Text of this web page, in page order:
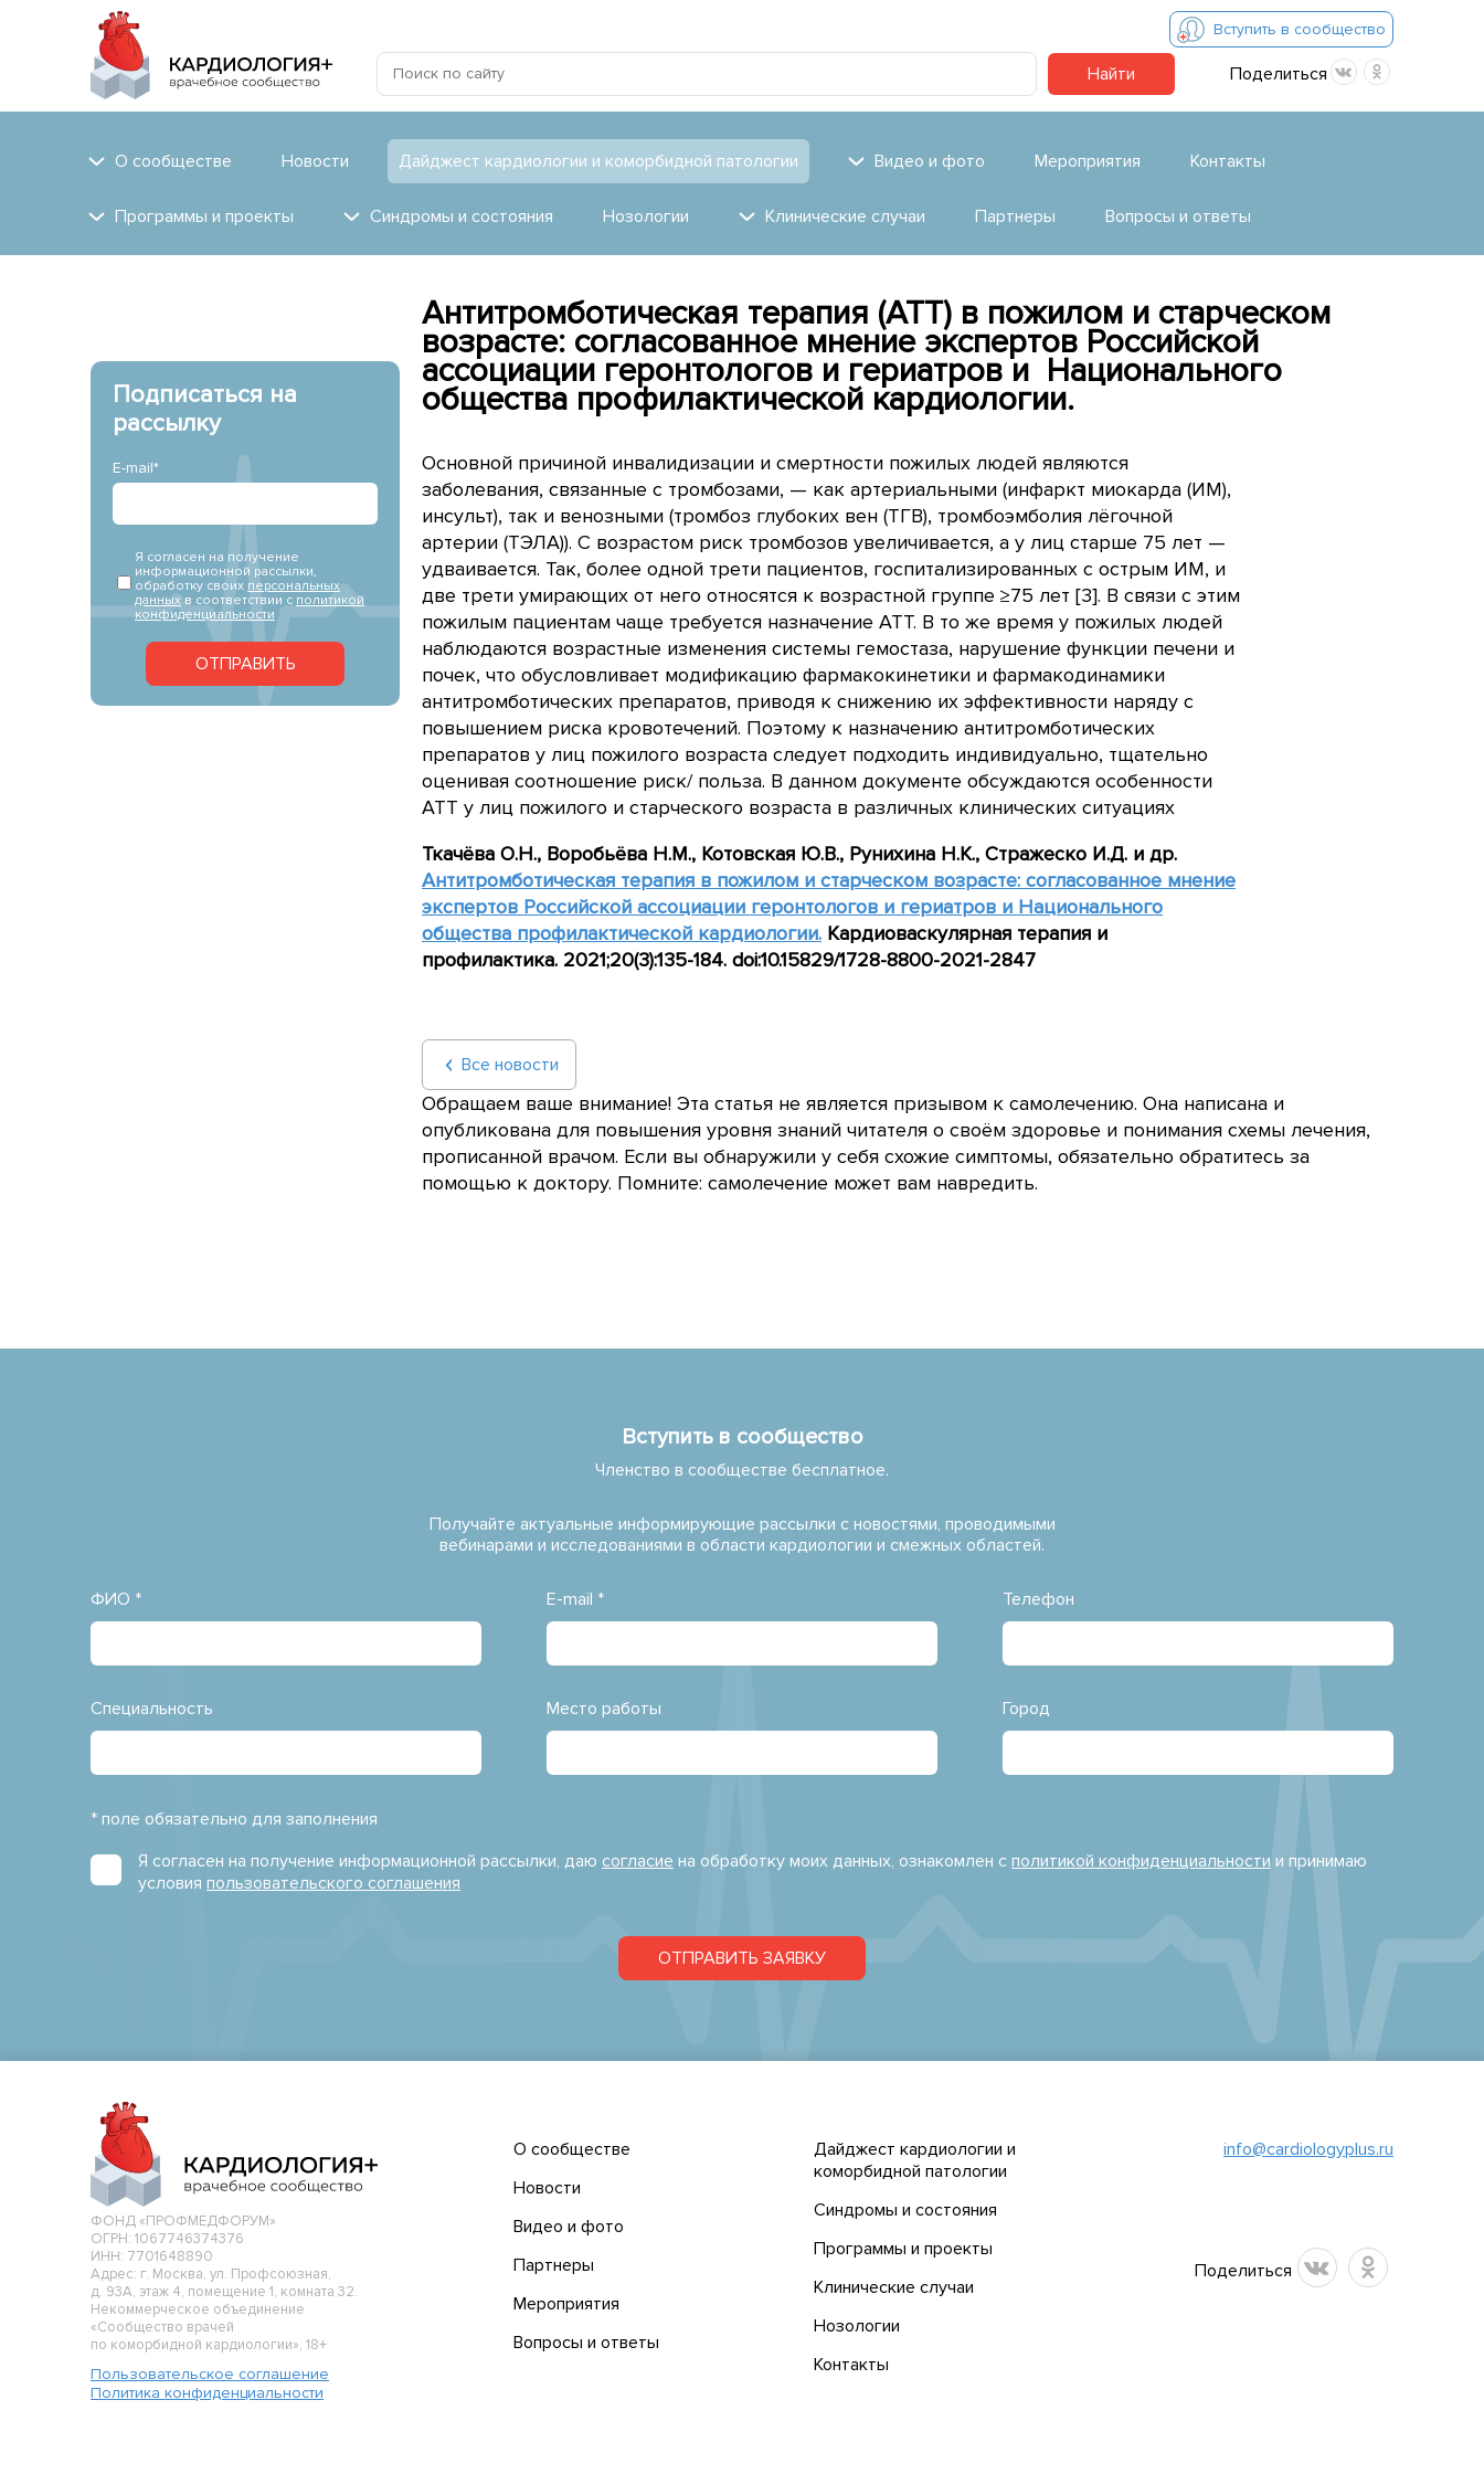
Вступить в сообщество
Найти Поделиться
О сообществе Новости Дайджест кардиологии и коморбидной патологии Видео и фото Мероприятия Контакты
Программы и проекты Синдромы и состояния Нозологии Клинические случаи Партнеры Вопросы и ответы
Подписаться на
рассылку
E-mail*
Я согласен на получение
информационной рассылки,
обработку своих персональных
данных в соответствии с политикой
конфиденциальности
ОТПРАВИТЬ
Антитромботическая терапия (АТТ) в пожилом и старческом
возрасте: согласованное мнение экспертов Российской
ассоциации геронтологов и гериатров и Национального
общества профилактической кардиологии.
Основной причиной инвалидизации и смертности пожилых людей являются
заболевания, связанные с тромбозами, — как артериальными (инфаркт миокарда (ИМ),
инсульт), так и венозными (тромбоз глубоких вен (ТГВ), тромбоэмболия лёгочной
артерии (ТЭЛА)). С возрастом риск тромбозов увеличивается, а у лиц старше 75 лет —
удваивается. Так, более одной трети пациентов, госпитализированных с острым ИМ, и
две трети умирающих от него относятся к возрастной группе ≥75 лет [3]. В связи с этим
пожилым пациентам чаще требуется назначение АТТ. В то же время у пожилых людей
наблюдаются возрастные изменения системы гемостаза, нарушение функции печени и
почек, что обусловливает модификацию фармакокинетики и фармакодинамики
антитромботических препаратов, приводя к снижению их эффективности наряду с
повышением риска кровотечений. Поэтому к назначению антитромботических
препаратов у лиц пожилого возраста следует подходить индивидуально, тщательно
оценивая соотношение риск/ польза. В данном документе обсуждаются особенности
АТТ у лиц пожилого и старческого возраста в различных клинических ситуациях
Ткачёва О.Н., Воробьёва Н.М., Котовская Ю.В., Рунихина Н.К., Стражеско И.Д. и др.
Антитромботическая терапия в пожилом и старческом возрасте: согласованное мнение
экспертов Российской ассоциации геронтологов и гериатров и Национального
общества профилактической кардиологии. Кардиоваскулярная терапия и
профилактика. 2021;20(3):135-184. doi:10.15829/1728-8800-2021-2847
Все новости
Обращаем ваше внимание! Эта статья не является призывом к самолечению. Она написана и
опубликована для повышения уровня знаний читателя о своём здоровье и понимания схемы лечения,
прописанной врачом. Если вы обнаружили у себя схожие симптомы, обязательно обратитесь за
помощью к доктору. Помните: самолечение может вам навредить.
Вступить в сообщество
Членство в сообществе бесплатное.
Получайте актуальные информирующие рассылки с новостями, проводимыми
вебинарами и исследованиями в области кардиологии и смежных областей.
ФИО * E-mail * Телефон
Специальность Место работы Город
* поле обязательно для заполнения
Я согласен на получение информационной рассылки, даю согласие на обработку моих данных, ознакомлен с политикой конфиденциальности и принимаю
условия пользовательского соглашения
ОТПРАВИТЬ ЗАЯВКУ
ФОНД «ПРОФМЕДФОРУМ»
ОГРН: 1067746374376
ИНН: 7701648890
Адрес: г. Москва, ул. Профсоюзная,
д. 93А, этаж 4, помещение 1, комната 32.
Некоммерческое объединение
«Сообщество врачей
по коморбидной кардиологии», 18+
Пользовательское соглашение
Политика конфиденциальности
О сообществе
Новости
Видео и фото
Партнеры
Мероприятия
Вопросы и ответы
Дайджест кардиологии и
коморбидной патологии
Синдромы и состояния
Программы и проекты
Клинические случаи
Нозологии
Контакты
info@cardiologyplus.ru
Поделиться